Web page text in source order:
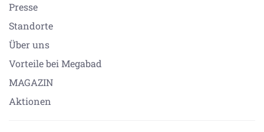
Presse
Standorte
Über uns
Vorteile bei Megabad
MAGAZIN
Aktionen